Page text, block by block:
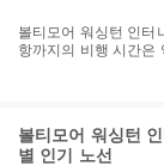
볼티모어 워싱턴 인터나티오널 써굿 마샬 공항에서 조지 부시 인터콘티넨털 공
항까지의 비행 시간은
볼티모어 워싱턴
별 인기 노선